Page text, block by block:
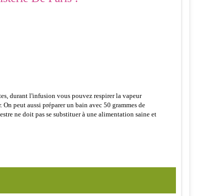
durant l'infusion vous pouvez respirer la vapeur
peut aussi préparer un bain avec 50 grammes de
ne doit pas se substituer à une alimentation saine et